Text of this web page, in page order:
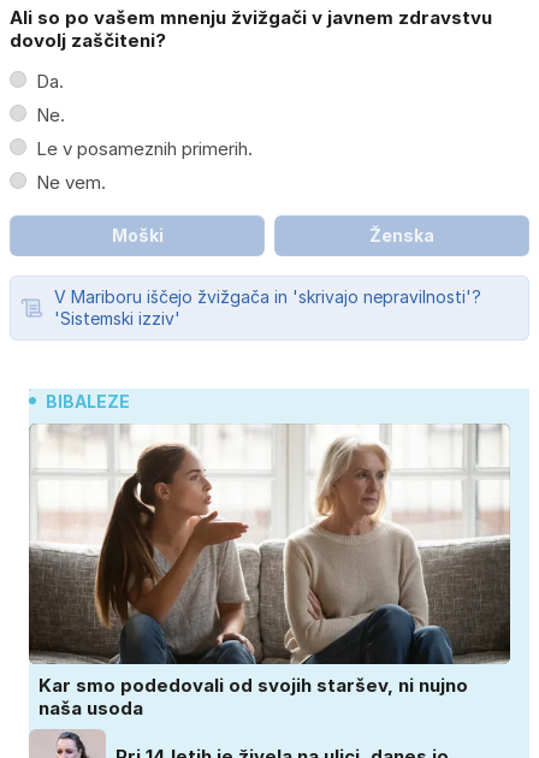
Ali so po vašem mnenju žvižgači v javnem zdravstvu
dovolj zaščiteni?
Da.
Ne.
Le v posameznih primerih.
Ne vem.
Moški Ženska
V Mariboru iščejo žvižgača in 'skrivajo nepravilnosti'?
'Sistemski izziv'
BIBALEZE
Kar smo podedovali od svojih staršev, ni nujno
naša usoda